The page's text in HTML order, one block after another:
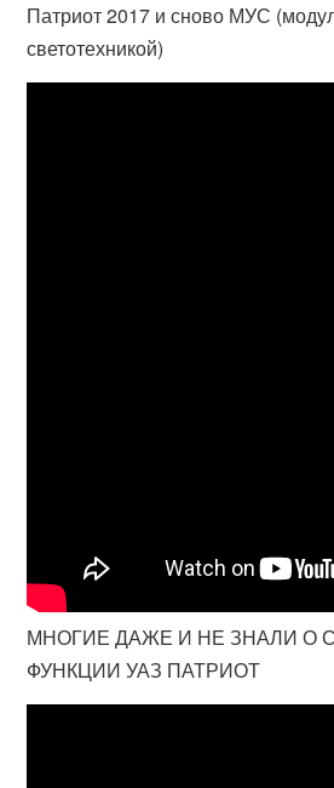
Патриот 2017 и сново МУС
светотехникой)
МНОГИЕ ДАЖЕ И НЕ ЗНАЛИ О
ФУНКЦИИ УАЗ ПАТРИОТ